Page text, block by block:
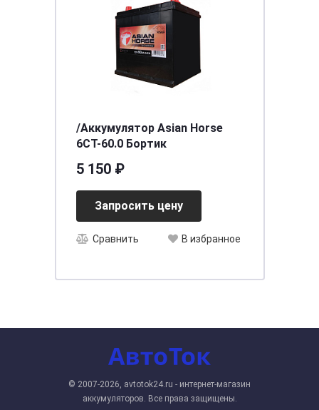
/Аккумулятор Asian Horse
6CT-60.0 Бортик
5 150 ₽
Запросить цену
Сравнить В избранное
© 2007-2026, avtotok24.ru - интернет-магазин
аккумуляторов. Все права защищены.